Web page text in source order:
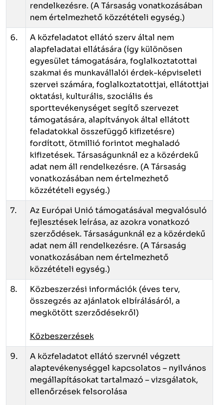
rendelkezésre. (A Társaság vonatkozásában
nem értelmezhető közzétételi egység.)
6.
A közfeladatot ellátó szerv által nem
alapfeladatai ellátására (így különösen
egyesület támogatására, foglalkoztatottai
szakmai és munkavállalói érdek-képviseleti
szervei számára, foglalkoztatottjai, ellátottjai
oktatási, kulturális, szociális és
sporttevékenységet segítő szervezet
támogatására, alapítványok által ellátott
feladatokkal összefüggő kifizetésre)
fordított, ötmillió forintot meghaladó
kifizetések. Társaságunknál ez a közérdekű
adat nem áll rendelkezésre. (A Társaság
vonatkozásában nem értelmezhető
közzétételi egység.)
7.
Az Európai Unió támogatásával megvalósuló
fejlesztések leírása, az azokra vonatkozó
szerződések. Társaságunknál ez a közérdekű
adat nem áll rendelkezésre. (A Társaság
vonatkozásában nem értelmezhető
közzétételi egység.)
8.
Közbeszerzési információk (éves terv,
összegzés az ajánlatok elbírálásáról, a
megkötött szerződésekről)
Közbeszerzések
9.
A közfeladatot ellátó szervnél végzett
alaptevékenységgel kapcsolatos – nyilvános
megállapításokat tartalmazó – vizsgálatok,
ellenőrzések felsorolása